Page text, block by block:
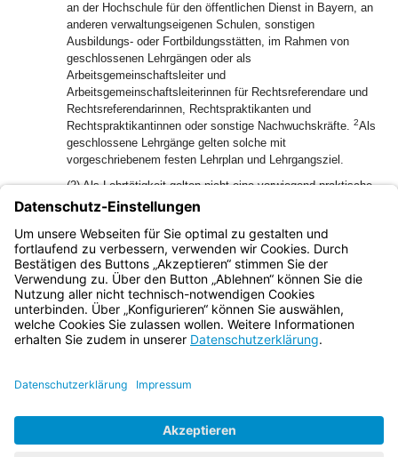
an der Hochschule für den öffentlichen Dienst in Bayern, an
anderen verwaltungseigenen Schulen, sonstigen
Ausbildungs- oder Fortbildungsstätten, im Rahmen von
geschlossenen Lehrgängen oder als
Arbeitsgemeinschaftsleiter und
Arbeitsgemeinschaftsleiterinnen für Rechtsreferendare und
Rechtsreferendarinnen, Rechtspraktikanten und
Rechtspraktikantinnen oder sonstige Nachwuchskräfte. 2Als
geschlossene Lehrgänge gelten solche mit
vorgeschriebenem festen Lehrplan und Lehrgangsziel.
(2) Als Lehrtätigkeit gelten nicht eine vorwiegend praktische
Ausbildungstätigkeit (auch in Lehrwerkstätten), eine
Ausbildung am Arbeitsplatz sowie die Unterweisung und
Anleitung an Einrichtungen, Maschinen, Geräten, Waffen
und sonstigen Ausbildungsgegenständen.
Bayern.de
BayernPortal
Impressum